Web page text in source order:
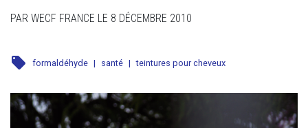
PAR WECF FRANCE LE 8 DÉCEMBRE 2010
local_offer formaldéhyde | santé | teintures pour cheveux